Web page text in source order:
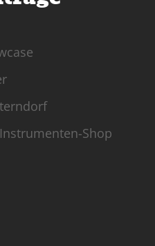
Shop